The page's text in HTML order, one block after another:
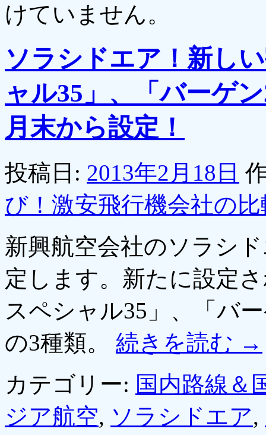
けていません。
ソラシドエア！新し
ャル35」、「バーゲ
月末から設定！
投稿日: 2013年2月18日
び！激安飛行機会社の
新興航空会社のソラシ
定します。新たに設定
スペシャル35」、「バ
の3種類。 続きを読む →
カテゴリー: 国内路線＆
ジア航空, ソラシドエア,